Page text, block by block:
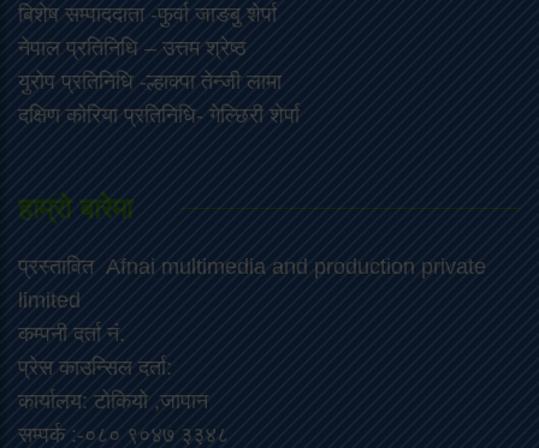
‍बिशेष सम्पाददाता -फुर्वा जा‌ङबु शेर्पा
नेपाल प्रतिनिधि – उत्तम श्रेष्ठ
युरोप प्रतिनिधि -ल्हाक्पा तेन्जी लामा
दक्षिण कोरिया प्रतिनिधि- गेल्छिरी शेर्पा
हाम्रो बारेमा
प्रस्तावित Afnai multimedia and production private
limited
कम्पनी दर्ता नं.
प्रेस काउन्सिल दर्ता:
कार्यालय: टोकियो ,जापान
सम्पर्क :-०८० ९०४७ ३३४८